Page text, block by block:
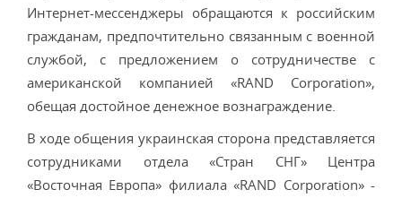
Интернет-мессенджеры обращаются к российским
гражданам, предпочтительно связанным с военной
службой, с предложением о сотрудничестве с
американской компанией «RAND Corporation»,
обещая достойное денежное вознаграждение.
В ходе общения украинская сторона представляется
сотрудниками отдела «Стран СНГ» Центра
«Восточная Европа» филиала «RAND Corporation» -